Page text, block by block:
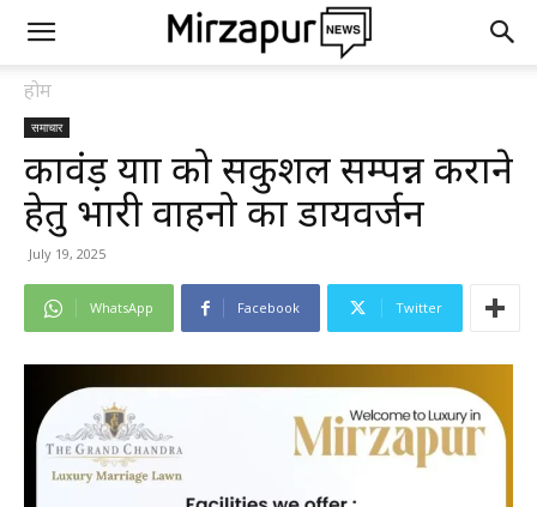
होम
समाचार
कावंड़ यात्रा को सकुशल सम्पन्न कराने
हेतु भारी वाहनो का डायवर्जन
July 19, 2025
WhatsApp Facebook Twitter